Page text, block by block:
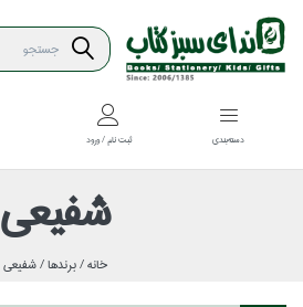
دسته‌بندي ثبت نام / ورود
شفيعي
خانه /برندها /شفيعي